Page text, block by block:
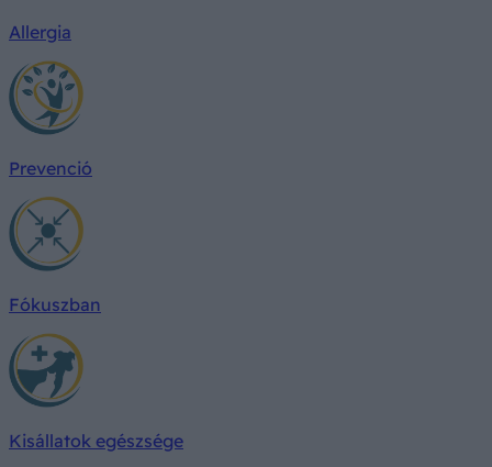
Allergia
Prevenció
Fókuszban
Kisállatok egészsége